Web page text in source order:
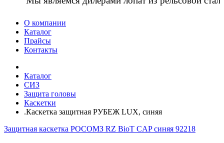
О компании
Каталог
Прайсы
Контакты
Каталог
СИЗ
Защита головы
Каскетки
.Каскетка защитная РУБЕЖ LUX, синяя
Защитная каскетка РОСОМЗ RZ BioT CAP синяя 92218